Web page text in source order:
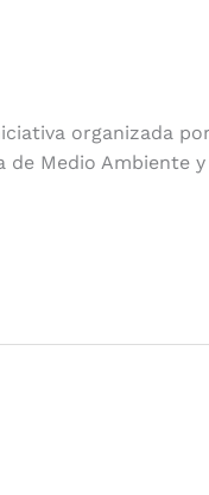
organizada
Medio Ambiente